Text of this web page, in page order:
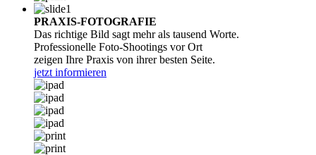
PRAXIS-FOTOGRAFIE
Das richtige Bild sagt mehr als tausend Worte.
Professionelle Foto-Shootings vor Ort
zeigen Ihre Praxis von ihrer besten Seite.
jetzt informieren